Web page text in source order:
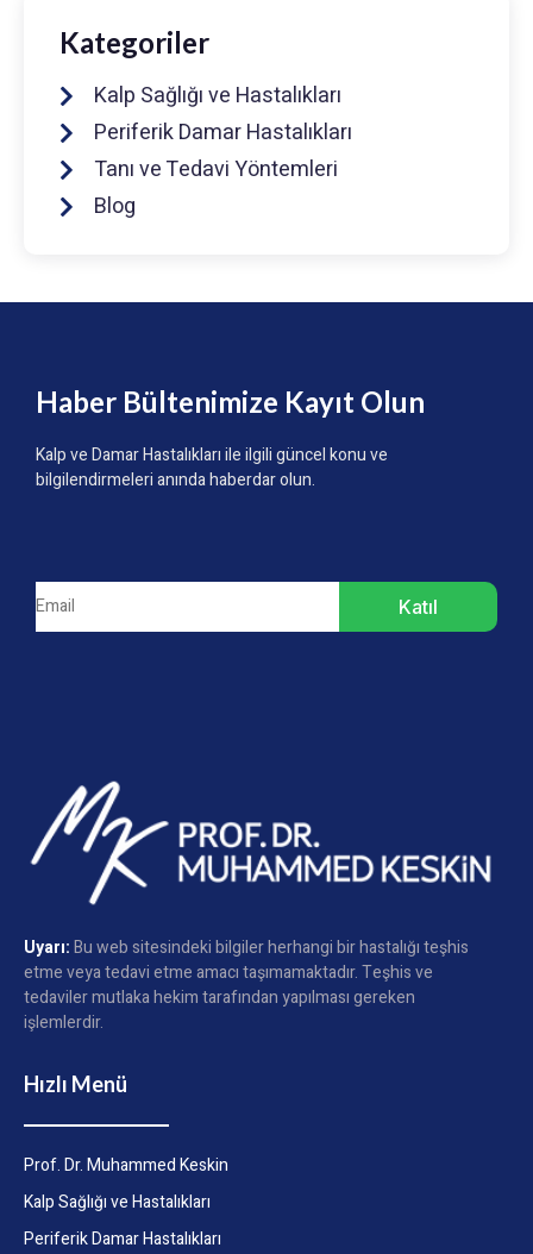
Kategoriler
Kalp Sağlığı ve Hastalıkları
Periferik Damar Hastalıkları
Tanı ve Tedavi Yöntemleri
Blog
Haber Bültenimize Kayıt Olun
Kalp ve Damar Hastalıkları ile ilgili güncel konu ve
bilgilendirmeleri anında haberdar olun.
Katıl
Uyarı:Bu web sitesindeki bilgiler herhangi bir hastalığı teşhis
etme veya tedavi etme amacı taşımamaktadır. Teşhis ve
tedaviler mutlaka hekim tarafından yapılması gereken
işlemlerdir.
Hızlı Menü
Prof. Dr. Muhammed Keskin
Kalp Sağlığı ve Hastalıkları
Periferik Damar Hastalıkları